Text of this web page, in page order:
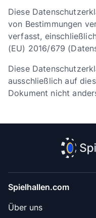
Diese
von Bestimmungen
verfasst,
(EU) 2016/679
Diese
ausschließlich auf
Dokument nicht
Spielhallen.com
Über uns